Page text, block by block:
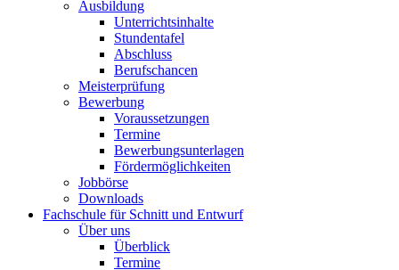
Ausbildung
Unterrichtsinhalte
Stundentafel
Abschluss
Berufschancen
Meisterprüfung
Bewerbung
Voraussetzungen
Termine
Bewerbungsunterlagen
Fördermöglichkeiten
Jobbörse
Downloads
Fachschule für Schnitt und Entwurf
Über uns
Überblick
Termine